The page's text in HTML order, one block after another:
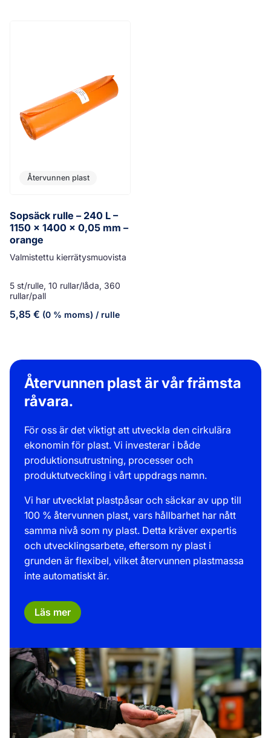
Återvunnen plast
Sopsäck rulle – 240 L –
1150 x 1400 x 0,05 mm –
orange
Valmistettu kierrätysmuovista
5 st/rulle, 10 rullar/låda, 360
rullar/pall
5,85 € (0 % moms) / rulle
Återvunnen plast är vår främsta
råvara.
För oss är det viktigt att utveckla den cirkulära
ekonomin för plast. Vi investerar i både
produktionsutrustning, processer och
produktutveckling i vårt uppdrags namn.
Vi har utvecklat plastpåsar och säckar av upp till
100 % återvunnen plast, vars hållbarhet har nått
samma nivå som ny plast. Detta kräver expertis
och utvecklingsarbete, eftersom ny plast i
grunden är flexibel, vilket återvunnen plastmassa
inte automatiskt är.
Läs mer